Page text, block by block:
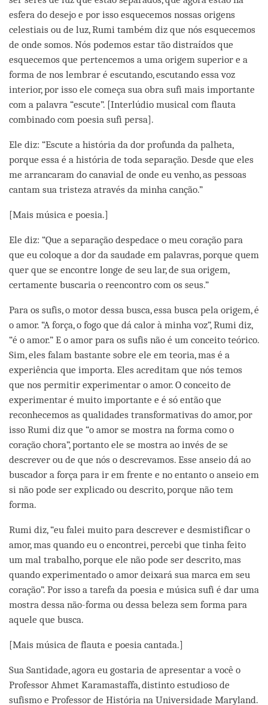
esfera do desejo e por isso esquecemos nossas origens
celestiais ou de luz, Rumi também diz que nós esquecemos
de onde somos. Nós podemos estar tão distraídos que
esquecemos que pertencemos a uma origem superior e a
forma de nos lembrar é escutando, escutando essa voz
interior, por isso ele começa sua obra sufi mais importante
com a palavra “escute”. [Interlúdio musical com flauta
combinado com poesia sufi persa].
Ele diz: “Escute a história da dor profunda da palheta,
porque essa é a história de toda separação. Desde que eles
me arrancaram do canavial de onde eu venho, as pessoas
cantam sua tristeza através da minha canção.”
[Mais música e poesia.]
Ele diz: “Que a separação despedace o meu coração para
que eu coloque a dor da saudade em palavras, porque quem
quer que se encontre longe de seu lar, de sua origem,
certamente buscaria o reencontro com os seus.”
Para os sufis, o motor dessa busca, essa busca pela origem, é
o amor. “A força, o fogo que dá calor à minha voz”, Rumi diz,
“é o amor.” E o amor para os sufis não é um conceito teórico.
Sim, eles falam bastante sobre ele em teoria, mas é a
experiência que importa. Eles acreditam que nós temos
que nos permitir experimentar o amor. O conceito de
experimentar é muito importante e é só então que
reconhecemos as qualidades transformativas do amor, por
isso Rumi diz que “o amor se mostra na forma como o
coração chora”, portanto ele se mostra ao invés de se
descrever ou de que nós o descrevamos. Esse anseio dá ao
buscador a força para ir em frente e no entanto o anseio em
si não pode ser explicado ou descrito, porque não tem
forma.
Rumi diz, “eu falei muito para descrever e desmistificar o
amor, mas quando eu o encontrei, percebi que tinha feito
um mal trabalho, porque ele não pode ser descrito, mas
quando experimentado o amor deixará sua marca em seu
coração”. Por isso a tarefa da poesia e música sufi é dar uma
mostra dessa não-forma ou dessa beleza sem forma para
aquele que busca.
[Mais música de flauta e poesia cantada.]
Sua Santidade, agora eu gostaria de apresentar a você o
Professor Ahmet Karamastaffa, distinto estudioso de
sufismo e Professor de História na Universidade Maryland.